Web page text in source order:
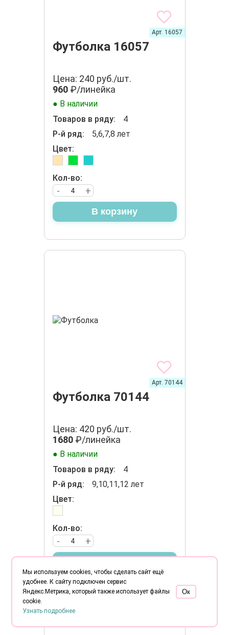
Футболка 16057
Арт. 16057
Цена: 240 руб./шт.
960₽/линейка
● В наличии
Товаров в ряду:
4
Р-й ряд:
5,6,7,8 лет
Цвет:
Кол-во:
+
-
В корзину
Футболка 70144
Арт. 70144
Цена: 420 руб./шт.
1680₽/линейка
● В наличии
Товаров в ряду:
4
Р-й ряд:
9,10,11,12 лет
Цвет:
Кол-во:
+
-
Мы используем cookies, чтобы сделать сайт ещё
удобнее. К сайту подключен сервис
Яндекс.Метрика, который также использует файлы
cookie.
Узнать подробнее
Oк